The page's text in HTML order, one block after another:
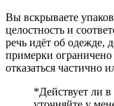
Вы вскрываете
целостность и
речь идёт об одежде,
примерки
отказаться частично
*Действует ли в